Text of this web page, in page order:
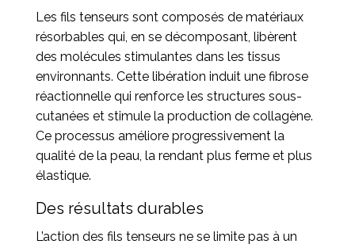
Les fils tenseurs sont composés de matériaux
résorbables qui, en se décomposant, libèrent
des molécules stimulantes dans les tissus
environnants. Cette libération induit une fibrose
réactionnelle qui renforce les structures sous-
cutanées et stimule la production de collagène.
Ce processus améliore progressivement la
qualité de la peau, la rendant plus ferme et plus
élastique.
Des résultats durables
L’action des fils tenseurs ne se limite pas à un